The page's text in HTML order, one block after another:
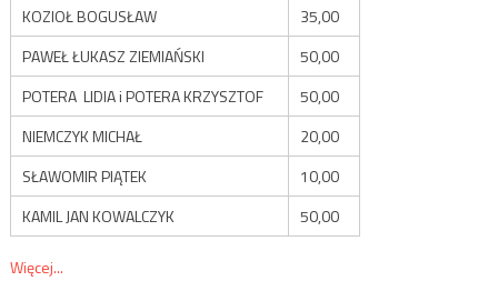
KOZIOŁ BOGUSŁAW
35,00
PAWEŁ ŁUKASZ ZIEMIAŃSKI
50,00
POTERA LIDIA i POTERA KRZYSZTOF
50,00
NIEMCZYK MICHAŁ
20,00
SŁAWOMIR PIĄTEK
10,00
KAMIL JAN KOWALCZYK
50,00
Więcej...